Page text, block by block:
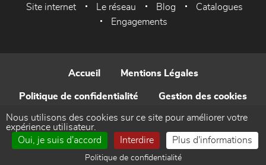
Site internet Le réseau Blog
Catalogues
Engagements
Accueil Mentions Légales
Politique de confidentialité Gestion des cookies
Contact
Réalisé par WEB Enseignes
Nous utilisons des cookies sur ce site pour améliorer votre
expérience utilisateur.
Oui, je suis d'accord
Interdire Plus d'informations
Politique de confidentialité